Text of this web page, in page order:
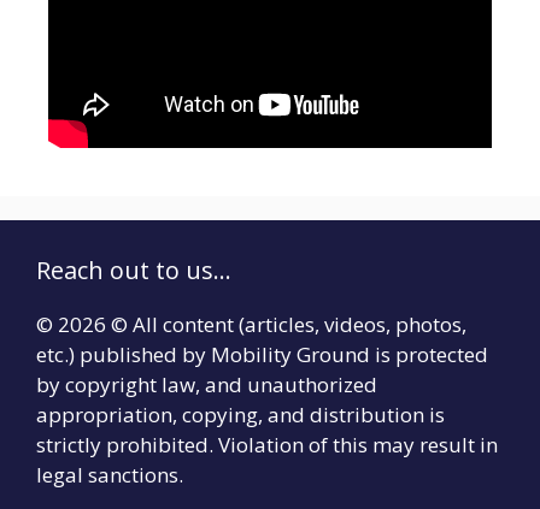
Reach out to us...
© 2026 © All content (articles, videos, photos,
etc.) published by Mobility Ground is protected
by copyright law, and unauthorized
appropriation, copying, and distribution is
strictly prohibited. Violation of this may result in
legal sanctions.